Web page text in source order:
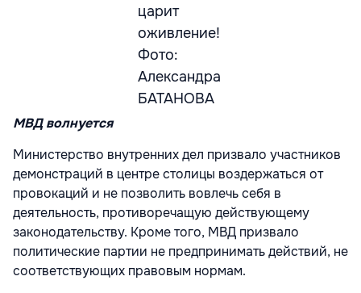
царит
оживление!
Фото:
Александра
БАТАНОВА
МВД волнуется
Министерство внутренних дел призвало участников
демонстраций в центре столицы воздержаться от
провокаций и не позволить вовлечь себя в
деятельность, противоречащую действующему
законодательству. Кроме того, МВД призвало
политические партии не предпринимать действий, не
соответствующих правовым нормам.